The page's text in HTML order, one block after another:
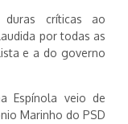
críticas ao
por todas as
e a do governo
Espínola veio de
Marinho do PSD